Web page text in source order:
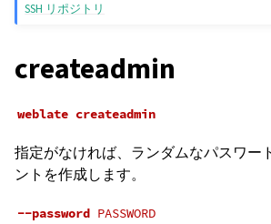
SSH リポジトリ
createadmin
weblate createadmin
指定がなければ、ランダムなパスワー
ントを作成します。
--password PASSWORD